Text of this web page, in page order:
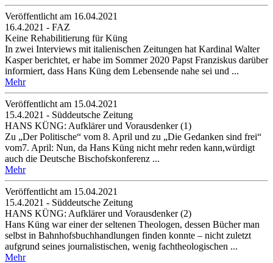
Veröffentlicht am 16­.04.2021
16.4.2021 - FAZ
Keine Rehabilitierung für Küng
In zwei Interviews mit italienischen Zeitungen hat Kardinal Walter
Kasper berichtet, er habe im Sommer 2020 Papst Franziskus darüber
informiert, dass Hans Küng dem Lebensende nahe sei und ...
Mehr
Veröffentlicht am 15­.04.2021
15.4.2021 - Süddeutsche Zeitung
HANS KÜNG: Aufklärer und Vorausdenker (1)
Zu „Der Politische“ vom 8. April und zu „Die Gedanken sind frei“
vom7. April: Nun, da Hans Küng nicht mehr reden kann,würdigt
auch die Deutsche Bischofskonferenz ...
Mehr
Veröffentlicht am 15­.04.2021
15.4.2021 - Süddeutsche Zeitung
HANS KÜNG: Aufklärer und Vorausdenker (2)
Hans Küng war einer der seltenen Theologen, dessen Bücher man
selbst in Bahnhofsbuchhandlungen finden konnte – nicht zuletzt
aufgrund seines journalistischen, wenig fachtheologischen ...
Mehr